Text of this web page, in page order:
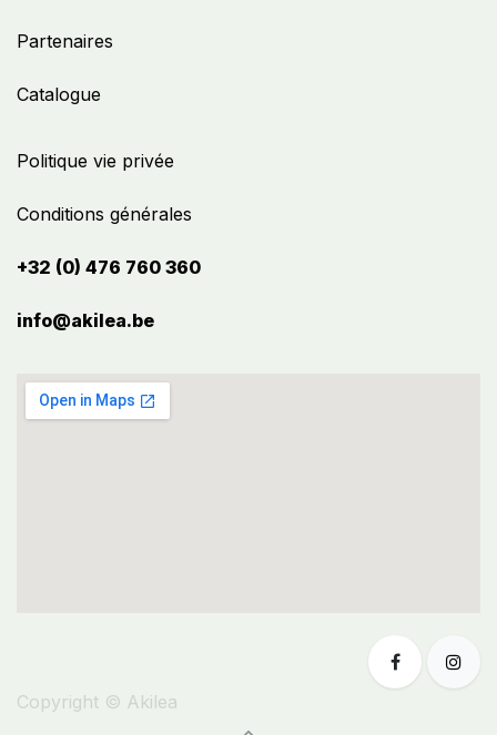
Politique vie privée
Conditions générales
+32 (0) 476 760 360
info@akilea.be​
Partenaires
Catalogue
Copyright © Akilea